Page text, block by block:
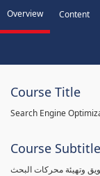
Overview Content
Course Title
Search Engine
Course Subtitle